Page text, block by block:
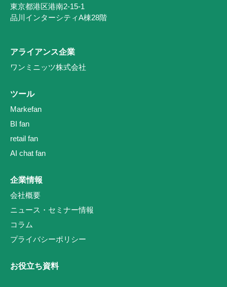
東京都港区港南2-15-1
品川インターシティA棟28階
アライアンス企業
ワンミニッツ株式会社
ツール
Markefan
BI fan
retail fan
AI chat fan
企業情報
会社概要
ニュース・セミナー情報
コラム
プライバシーポリシー
お役立ち資料